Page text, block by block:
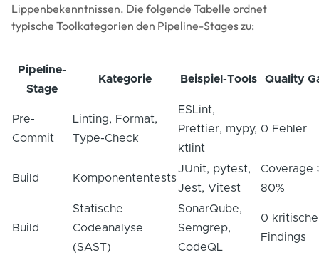
Lippenbekenntnissen. Die folgende Tabelle ordnet
typische Toolkategorien den Pipeline-Stages zu:
Pipeline-
Stage
Kategorie Beispiel-Tools Quality
Pre-
Commit
Linting, Format,
Type-Check
ESLint,
Prettier, mypy,
ktlint
0 Fehler
Build Komponententests
JUnit, pytest,
Jest, Vitest
Coverage
80%
Build
Statische
Codeanalyse
(SAST)
SonarQube,
Semgrep,
CodeQL
0 kritische
Findings